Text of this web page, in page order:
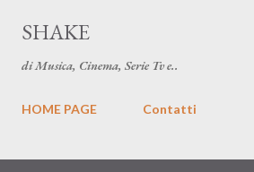
SHAKE
di Musica, Cinema, Serie Tv e..
HOME PAGE Contatti